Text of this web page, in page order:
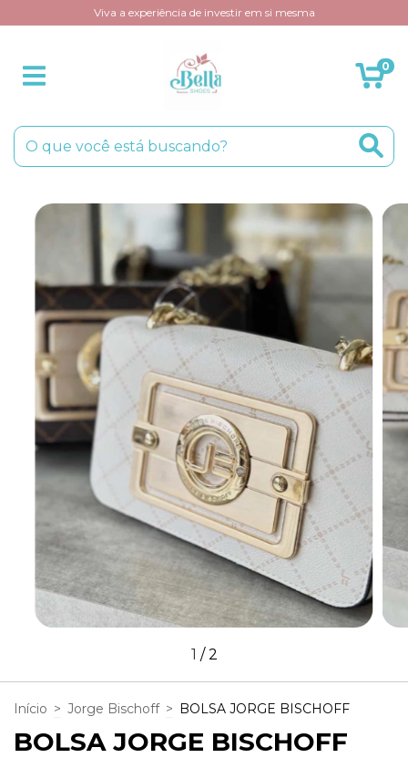
Viva a experiência de investir em si mesma
0
1 /2
Início > Jorge Bischoff > BOLSA JORGE BISCHOFF
BOLSA JORGE BISCHOFF